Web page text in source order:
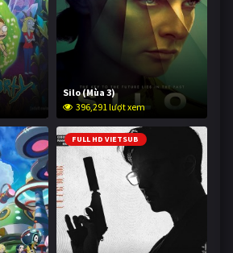
Silo (Mùa 3)
396,291 lượt xem
FULL HD VIETSUB